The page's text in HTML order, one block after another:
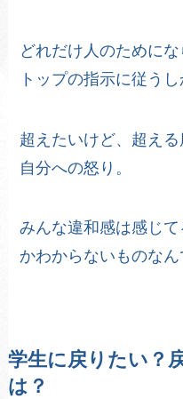
どれだけ人のために
トップの指示に従う
超えたいけど、超え
自分への怒り。
みんな違和感は感じ
かわからないものなん
学生に戻りたい？
は？